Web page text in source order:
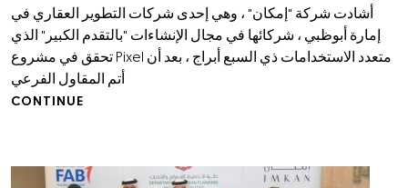
أشادت شركة "إمكان" ، وهي إحدى شركات التطوير العقاري في
إمارة أبوظبي ، شركائها في مجال الإنشاءات "بالتقدم الكبير" الذي
تحقق في مشروع Pixel متعدد الاستخدامات ذي السبع أبراج ، بعد أن
أتم المقاول الفرعي
CONTINUE